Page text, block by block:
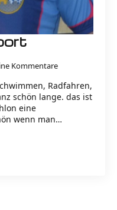
Kommentare
Radfahren,
schön lange. das ist
eine
wenn man…